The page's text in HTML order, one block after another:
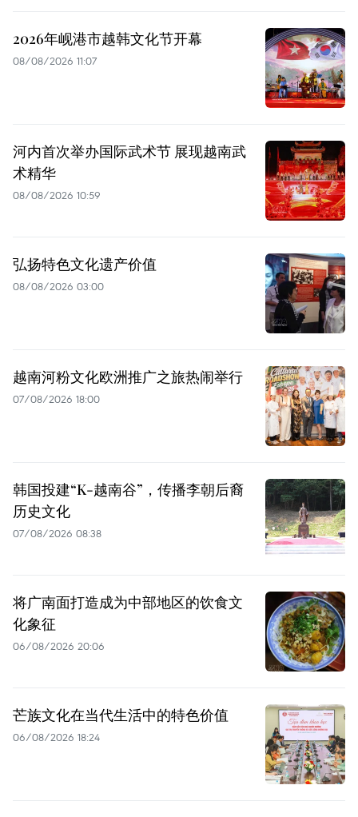
2026年岘港市越韩文化节开幕
08/08/2026 11:07
河内首次举办国际武术节 展现越南武
术精华
08/08/2026 10:59
弘扬特色文化遗产价值
08/08/2026 03:00
越南河粉文化欧洲推广之旅热闹举行
07/08/2026 18:00
韩国投建“K-越南谷”，传播李朝后裔
历史文化
07/08/2026 08:38
将广南面打造成为中部地区的饮食文
化象征
06/08/2026 20:06
芒族文化在当代生活中的特色价值
06/08/2026 18:24